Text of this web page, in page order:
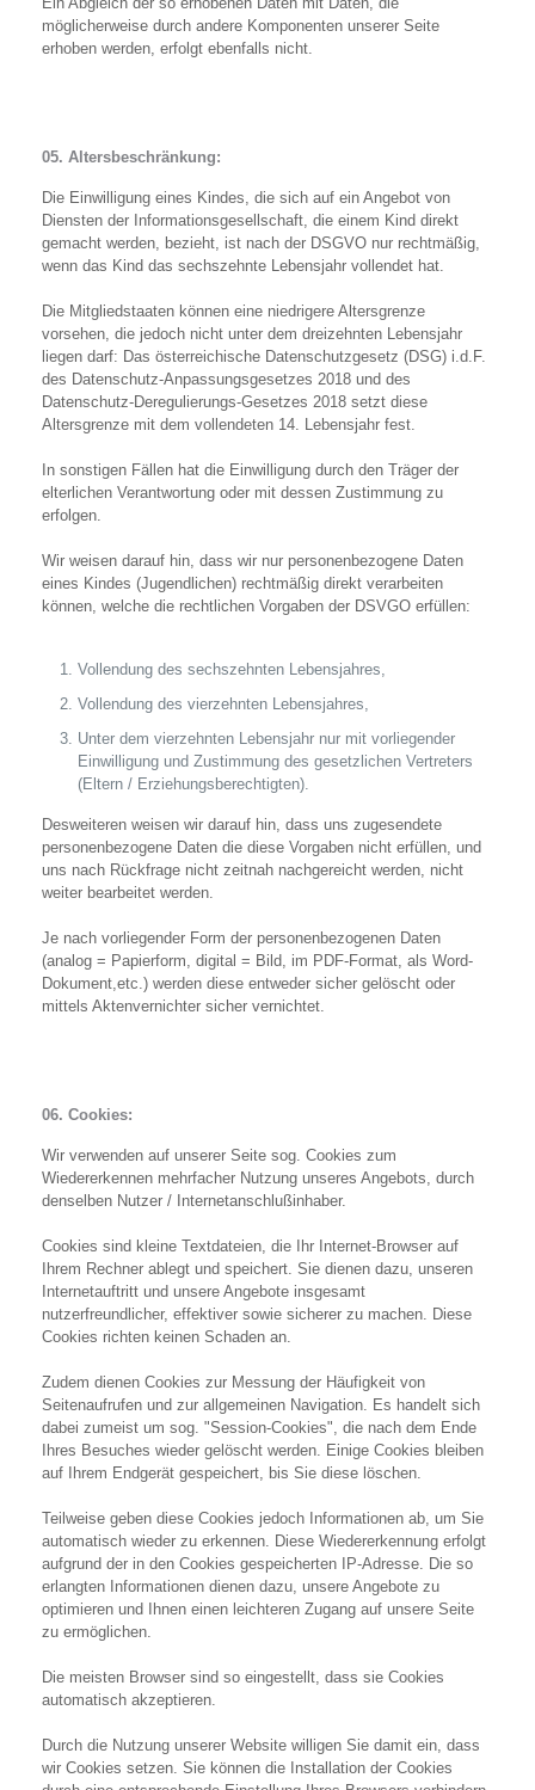
möglicherweise durch andere Komponenten unserer Seite
erhoben werden, erfolgt ebenfalls nicht.
05. Altersbeschränkung:
Die Einwilligung eines Kindes, die sich auf ein Angebot von
Diensten der Informationsgesellschaft, die einem Kind direkt
gemacht werden, bezieht, ist nach der DSGVO nur rechtmäßig,
wenn das Kind das sechszehnte Lebensjahr vollendet hat.
Die Mitgliedstaaten können eine niedrigere Altersgrenze
vorsehen, die jedoch nicht unter dem dreizehnten Lebensjahr
liegen darf: Das österreichische Datenschutzgesetz (DSG) i.d.F.
des Datenschutz-Anpassungsgesetzes 2018 und des
Datenschutz-Deregulierungs-Gesetzes 2018 setzt diese
Altersgrenze mit dem vollendeten 14. Lebensjahr fest.
In sonstigen Fällen hat die Einwilligung durch den Träger der
elterlichen Verantwortung oder mit dessen Zustimmung zu
erfolgen.
Wir weisen darauf hin, dass wir nur personenbezogene Daten
eines Kindes (Jugendlichen) rechtmäßig direkt verarbeiten
können, welche die rechtlichen Vorgaben der DSVGO erfüllen:
Vollendung des sechszehnten Lebensjahres,
Vollendung des vierzehnten Lebensjahres,
Unter dem vierzehnten Lebensjahr nur mit vorliegender
Einwilligung und Zustimmung des gesetzlichen Vertreters
(Eltern / Erziehungsberechtigten).
Desweiteren weisen wir darauf hin, dass uns zugesendete
personenbezogene Daten die diese Vorgaben nicht erfüllen, und
uns nach Rückfrage nicht zeitnah nachgereicht werden, nicht
weiter bearbeitet werden.
Je nach vorliegender Form der personenbezogenen Daten
(analog = Papierform, digital = Bild, im PDF-Format, als Word-
Dokument,etc.) werden diese entweder sicher gelöscht oder
mittels Aktenvernichter sicher vernichtet.
06. Cookies:
Wir verwenden auf unserer Seite sog. Cookies zum
Wiedererkennen mehrfacher Nutzung unseres Angebots, durch
denselben Nutzer / Internetanschlußinhaber.
Cookies sind kleine Textdateien, die Ihr Internet-Browser auf
Ihrem Rechner ablegt und speichert. Sie dienen dazu, unseren
Internetauftritt und unsere Angebote insgesamt
nutzerfreundlicher, effektiver sowie sicherer zu machen. Diese
Cookies richten keinen Schaden an.
Zudem dienen Cookies zur Messung der Häufigkeit von
Seitenaufrufen und zur allgemeinen Navigation. Es handelt sich
dabei zumeist um sog. "Session-Cookies", die nach dem Ende
Ihres Besuches wieder gelöscht werden. Einige Cookies bleiben
auf Ihrem Endgerät gespeichert, bis Sie diese löschen.
Teilweise geben diese Cookies jedoch Informationen ab, um Sie
automatisch wieder zu erkennen. Diese Wiedererkennung erfolgt
aufgrund der in den Cookies gespeicherten IP-Adresse. Die so
erlangten Informationen dienen dazu, unsere Angebote zu
optimieren und Ihnen einen leichteren Zugang auf unsere Seite
zu ermöglichen.
Die meisten Browser sind so eingestellt, dass sie Cookies
automatisch akzeptieren.
Durch die Nutzung unserer Website willigen Sie damit ein, dass
wir Cookies setzen. Sie können die Installation der Cookies